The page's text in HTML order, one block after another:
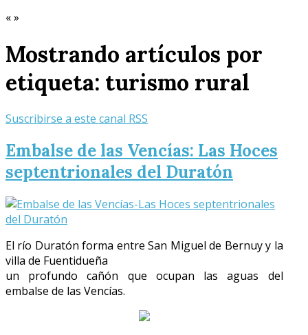
«»
Mostrando artículos por
etiqueta: turismo rural
Suscribirse a este canal RSS
Embalse de las Vencías: Las Hoces
septentrionales del Duratón
El río Duratón forma entre San Miguel de Bernuy y la
villa de Fuentidueña
un profundo cañón que ocupan las aguas del
embalse de las Vencías.